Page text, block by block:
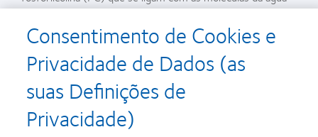
da lente.
Detalhes do produto
Consentimento de Cookies e
Privacidade de Dados (as
suas Definições de
Privacidade)